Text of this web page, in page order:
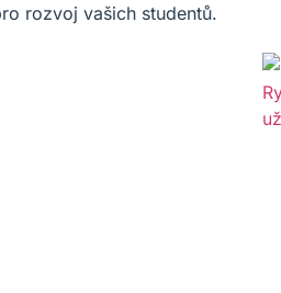
rozvoj vašich studentů.